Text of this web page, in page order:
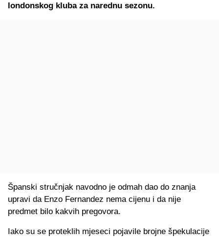
londonskog kluba za narednu sezonu.
Španski stručnjak navodno je odmah dao do znanja
upravi da Enzo Fernandez nema cijenu i da nije
predmet bilo kakvih pregovora.
Iako su se proteklih mjeseci pojavile brojne špekulacije